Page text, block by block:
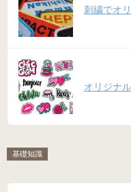
刺繍でオ
オリジナ
基礎知識